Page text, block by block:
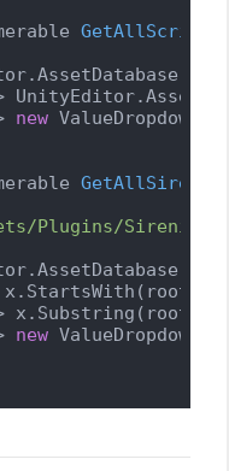
new
Plugins/Sirenix/"
new